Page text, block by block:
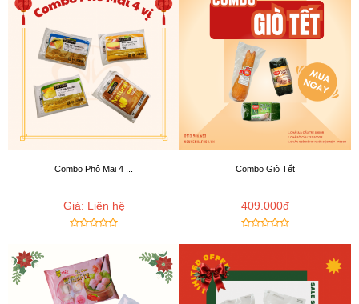
Combo Phô Mai 4 ...
Giá: Liên hệ
Combo Giò Tết
409.000đ